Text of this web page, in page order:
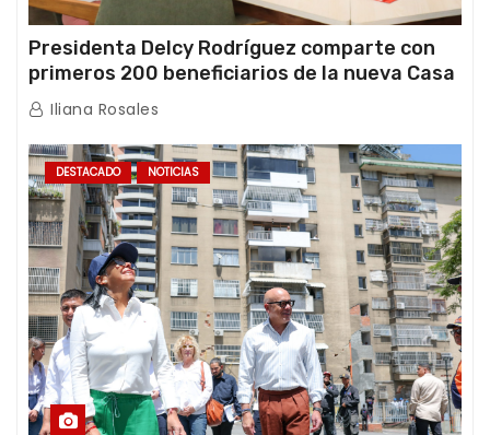
Presidenta Delcy Rodríguez comparte con
primeros 200 beneficiarios de la nueva Casa
de los Abuelos “La Primavera” en Caracas
Iliana Rosales
DESTACADO NOTICIAS